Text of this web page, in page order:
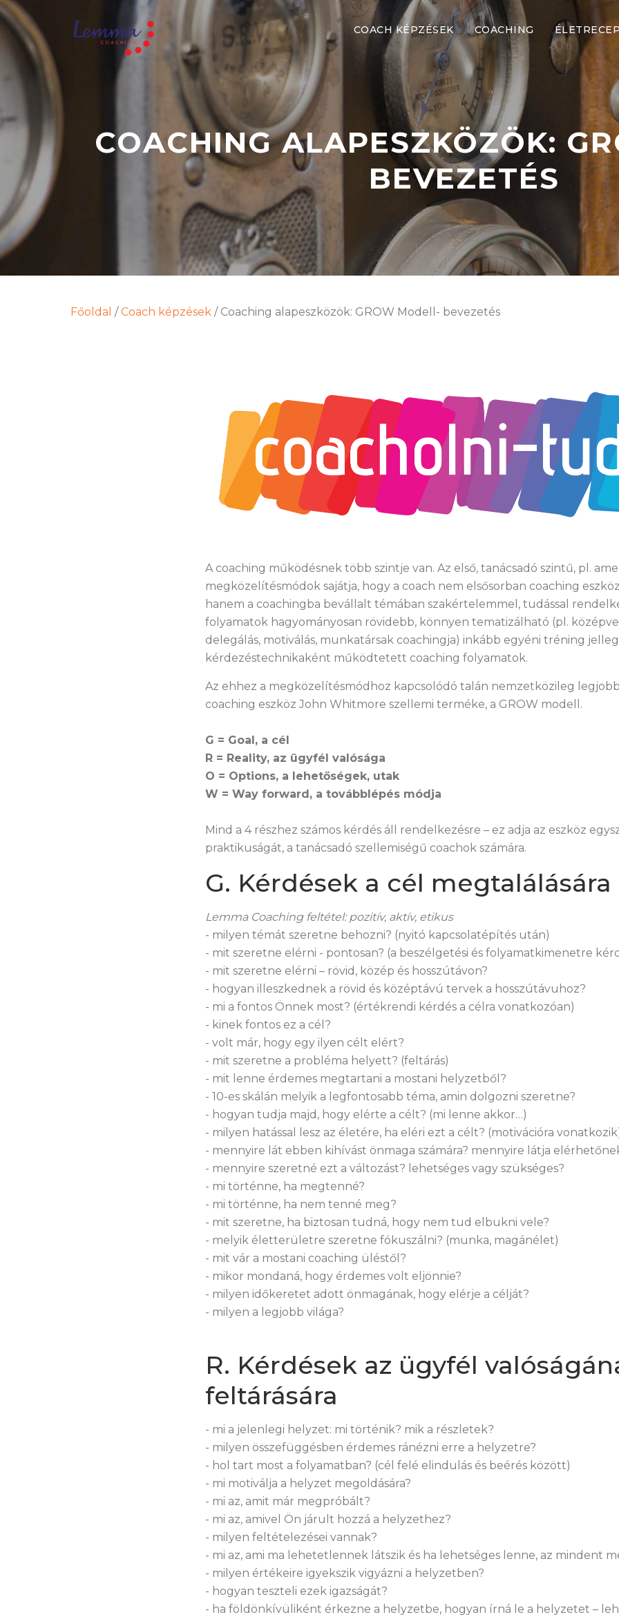
COACH KÉPZÉSEK COACHING
COACHING ALAPESZKÖZÖK:
BEVEZETÉS
Főoldal / Coach képzések / Coaching alapeszközök: GROW Modell- bevezetés
A coaching működésnek több szintje van. Az első, tanácsadó szintű, pl.
megközelítésmódok sajátja, hogy a coach nem elsősorban coaching
hanem a coachingba bevállalt témában szakértelemmel, tudással
folyamatok hagyományosan rövidebb, könnyen tematizálható (pl.
delegálás, motiválás, munkatársak coachingja) inkább egyéni tréning
kérdezéstechnikaként működtetett coaching folyamatok.
Az ehhez a megközelítésmódhoz kapcsolódó talán nemzetközileg
coaching eszköz John Whitmore szellemi terméke, a GROW modell.
G = Goal, a cél
R = Reality, az ügyfél valósága
O = Options, a lehetőségek, utak
W = Way forward, a továbblépés módja
Mind a 4 részhez számos kérdés áll rendelkezésre – ez adja az eszköz
praktikuságát, a tanácsadó szellemiségű coachok számára.
G. Kérdések a cél megtalálására
Lemma Coaching feltétel: pozitív, aktív, etikus
- milyen témát szeretne behozni? (nyitó kapcsolatépítés után)
- mit szeretne elérni - pontosan? (a beszélgetési és folyamatkimenetre
- mit szeretne elérni – rövid, közép és hosszútávon?
- hogyan illeszkednek a rövid és középtávú tervek a hosszútávuhoz?
- mi a fontos Önnek most? (értékrendi kérdés a célra vonatkozóan)
- kinek fontos ez a cél?
- volt már, hogy egy ilyen célt elért?
- mit szeretne a probléma helyett? (feltárás)
- mit lenne érdemes megtartani a mostani helyzetből?
- 10-es skálán melyik a legfontosabb téma, amin dolgozni szeretne?
- hogyan tudja majd, hogy elérte a célt? (mi lenne akkor…)
- milyen hatással lesz az életére, ha eléri ezt a célt? (motivációra
- mennyire lát ebben kihívást önmaga számára? mennyire látja
- mennyire szeretné ezt a változást? lehetséges vagy szükséges?
- mi történne, ha megtenné?
- mi történne, ha nem tenné meg?
- mit szeretne, ha biztosan tudná, hogy nem tud elbukni vele?
- melyik életterületre szeretne fókuszálni? (munka, magánélet)
- mit vár a mostani coaching üléstől?
- mikor mondaná, hogy érdemes volt eljönnie?
- milyen időkeretet adott önmagának, hogy elérje a célját?
- milyen a legjobb világa?
R. Kérdések az ügyfél
feltárására
- mi a jelenlegi helyzet: mi történik? mik a részletek?
- milyen összefüggésben érdemes ránézni erre a helyzetre?
- hol tart most a folyamatban? (cél felé elindulás és beérés között)
- mi motiválja a helyzet megoldására?
- mi az, amit már megpróbált?
- mi az, amivel Ön járult hozzá a helyzethez?
- milyen feltételezései vannak?
- mi az, ami ma lehetetlennek látszik és ha lehetséges lenne, az mindent
- milyen értékeire igyekszik vigyázni a helyzetben?
- hogyan teszteli ezek igazságát?
- ha földönkívüliként érkezne a helyzetbe, hogyan írná le a helyzetet –